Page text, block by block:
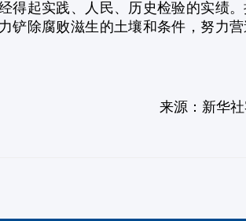
得起实践、人民、历史检验的实绩
铲除腐败滋生的土壤和条件，努力
来源：新华